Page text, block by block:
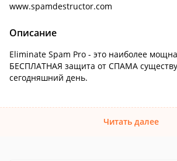
www.spamdestructor.com
Описание
Eliminate Spam Pro - это наиболее
БЕСПЛАТНАЯ защита от СПАМА
сегодняшний день.
Читать далее